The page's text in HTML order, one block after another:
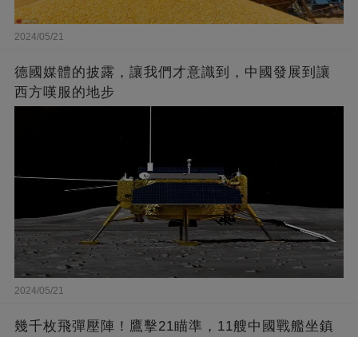
2024/05/21
德國媒體的披露，讓我們才意識到，中國發展到讓
西方嘆服的地步
2024/05/21
幾千枚飛彈壓陣！鷹擊21瞄準，11艘中國戰艦坐鎮